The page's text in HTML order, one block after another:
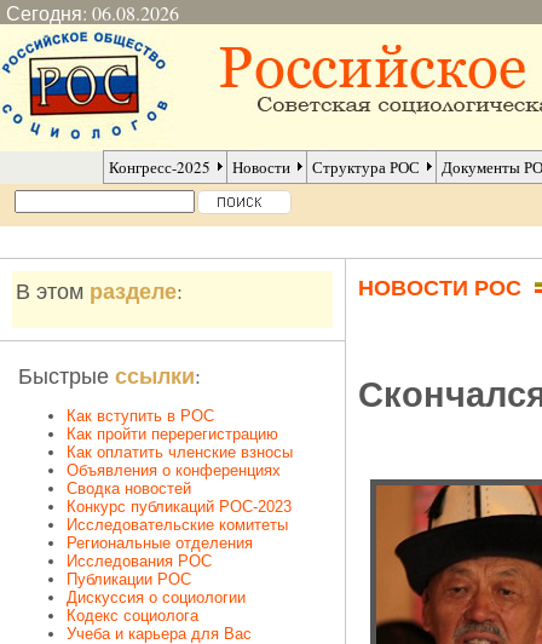
Сегодня: 06.08.2026
Конгресс-2025 Новости Структура РОС Документы
В этом разделе:
Быстрые ссылки:
Как вступить в РОС
Как пройти перерегистрацию
Как оплатить членские взносы
Объявления о конференциях
Сводка новостей
Конкурс публикаций РОС-2023
Исследовательские комитеты
Региональные отделения
Исследования РОС
Публикации РОС
Дискуссия о социологии
Кодекс социолога
Учеба и карьера для Вас
НОВОСТИ РОС